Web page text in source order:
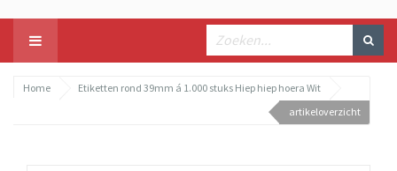
Home
Etiketten rond 39mm á 1.000 stuks Hiep hiep hoera Wit
artikeloverzicht